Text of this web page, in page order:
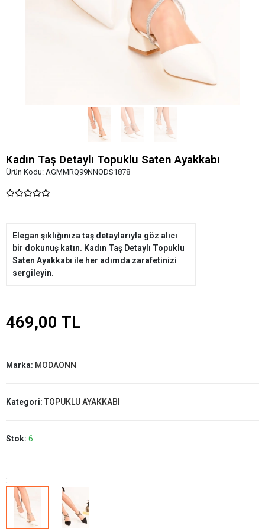
Kadın Taş Detaylı Topuklu Saten Ayakkabı
Ürün Kodu: AGMMRQ99NNODS1878
Elegan şıklığınıza taş detaylarıyla göz alıcı
bir dokunuş katın. Kadın Taş Detaylı Topuklu
Saten Ayakkabı ile her adımda zarafetinizi
sergileyin.
469,00 TL
Marka: MODAONN
Kategori: TOPUKLU AYAKKABI
Stok: 6
: